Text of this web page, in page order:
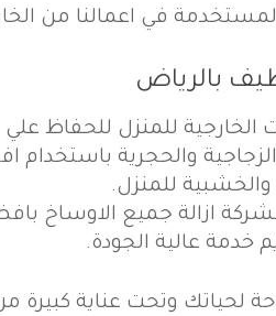
في اعمالنا من
بالرياض
الخارجية للمنزل للحفاظ
والحجرية باستخدام
والخشبية للمنزل.
ازالة جميع الاوساخ
خدمة عالية الجودة.
لحياتك وتحت عناية